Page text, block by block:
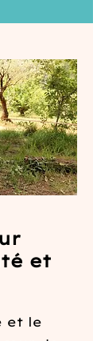
et
et le